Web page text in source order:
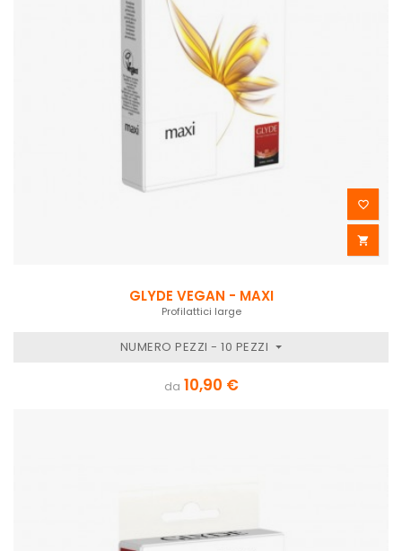


GLYDE VEGAN - MAXI
Profilattici large
NUMERO PEZZI - 10 PEZZI
da 10,90 €